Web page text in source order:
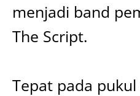
menjadi band
The Script.
Tepat pada